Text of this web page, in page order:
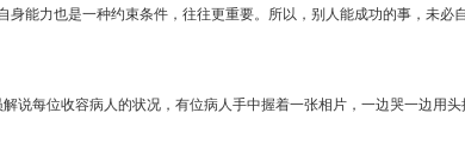
身能力也是一种约束条件，往往更重要。所以，别人能成功的事，未必
说每位收容病人的状况，有位病人手中握着一张相片，一边哭一边用头